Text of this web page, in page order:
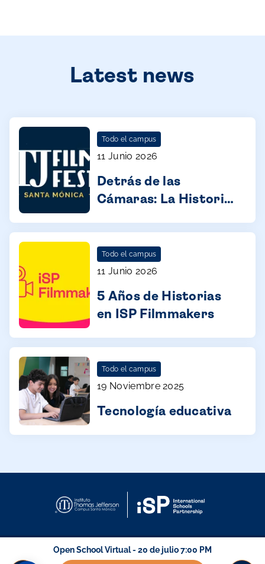
Open School Virtual - 20 de julio 7:00 PM
Latest news
Todo el campus
11 Junio 2026
Detrás de las
Cámaras: La Historia
Todo el campus
11 Junio 2026
5 Años de Historias
en ISP Filmmakers
Todo el campus
19 Noviembre 2025
Tecnología educativa